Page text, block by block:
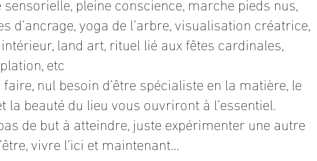
d’ancrage, yoga de l’arbre, visualisation créatrice,
land art, rituel lié aux fêtes cardinales,
etc
nul besoin d’être spécialiste en la matière, le
la beauté du lieu vous ouvriront à l’essentiel.
de but à atteindre, juste expérimenter une autre
vivre l’ici et maintenant…